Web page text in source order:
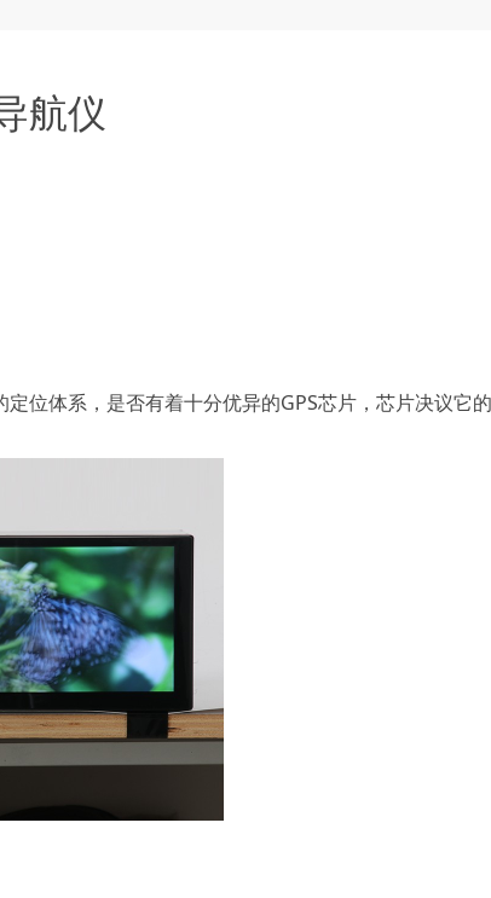
航仪
体系，是否有着十分优异的GPS芯片，芯片决议它的